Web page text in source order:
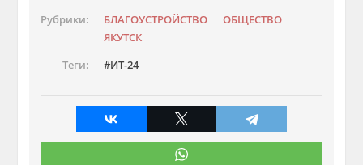
Рубрики: БЛАГОУСТРОЙСТВО
ОБЩЕСТВО
ЯКУТСК
Теги:
ИТ-24